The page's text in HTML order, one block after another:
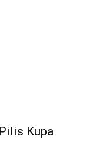
Kupa